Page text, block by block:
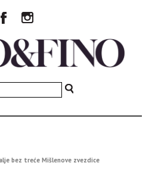
bez treće Mišlenove zvezdice